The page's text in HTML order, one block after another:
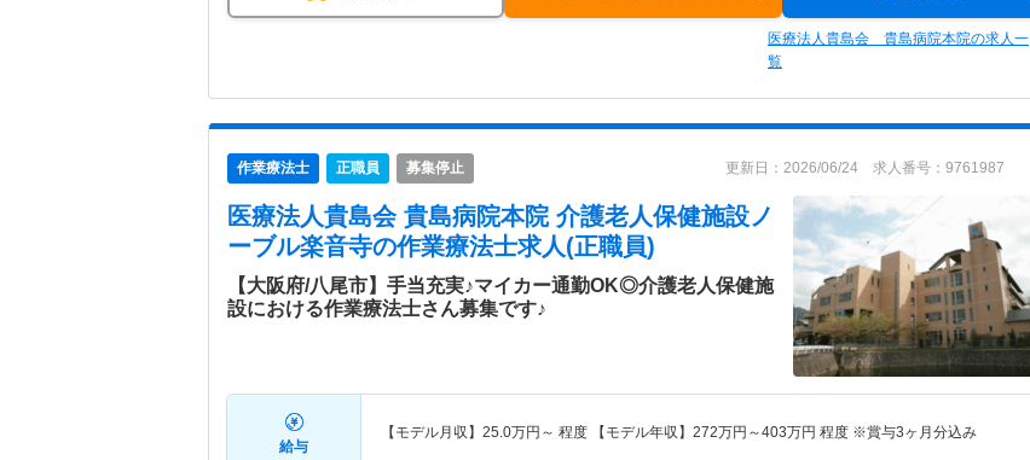
医療法人貴島会 貴島病院本院の求人一
覧
作業療法士 正職員 募集停止 更新日：2026/06/24 求人番号：9761987
医療法人貴島会 貴島病院本院 介護老人保健施設ノ
ーブル楽音寺の作業療法士求人(正職員)
【大阪府/八尾市】手当充実♪マイカー通勤OK◎介護老人保健施
設における作業療法士さん募集です♪
給与
【モデル月収】 25.0万円～ 程度 【モデル年収】 272万円～403万円 程度 ※賞与3ヶ月分込み